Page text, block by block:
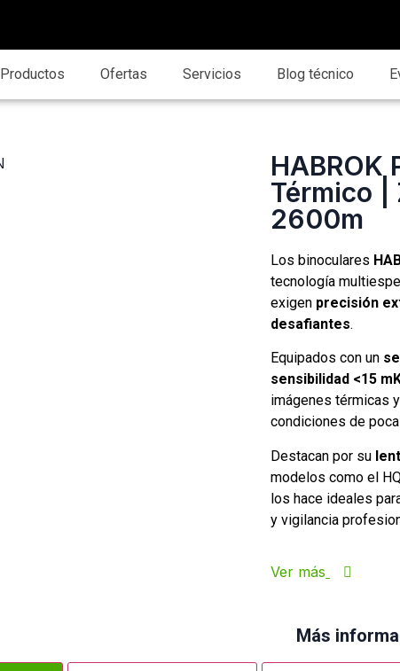
Productos Ofertas Servicios Blog técnico
HABROK
Térmico |
2600m
Los binoculares
tecnología
exigen precisión
desafiantes.
Equipados con un
sensibilidad <15
imágenes térmicas
condiciones de
Destacan por su
modelos como el
los hace ideales
y vigilancia
Ver más
Más